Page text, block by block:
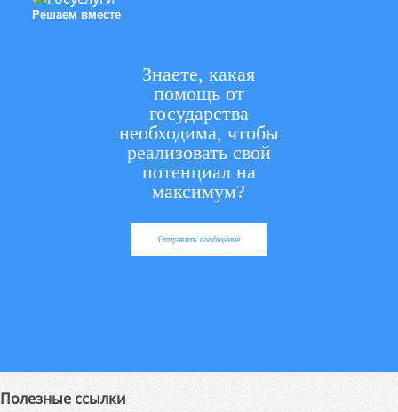
Решаем вместе
Знаете, какая
помощь от
государства
необходима, чтобы
реализовать свой
потенциал на
максимум?
Отправить сообщение
Полезные ссылки